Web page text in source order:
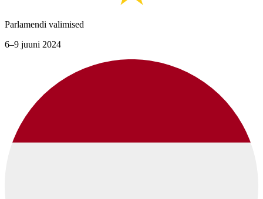
Parlamendi valimised
6–9 juuni 2024